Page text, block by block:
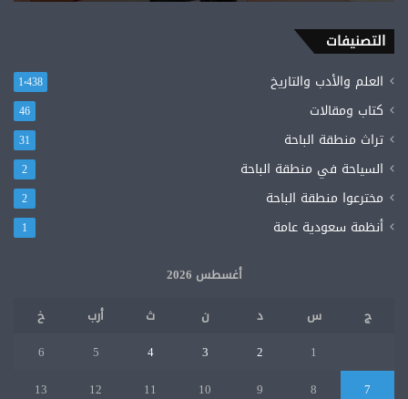
في
العالم
“عدنان
خاشقجي”
التصنيفات
العلم والأدب والتاريخ 1٬438
كتاب ومقالات 46
تراث منطقة الباحة 31
السياحة في منطقة الباحة 2
مخترعوا منطقة الباحة 2
أنظمة سعودية عامة 1
أغسطس 2026
ج
س د ن ث أرب
خ
1
2
3
4
5
6
7
8
9
10
11
12
13